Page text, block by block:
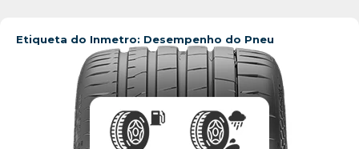
Etiqueta do Inmetro: Desempenho do Pneu